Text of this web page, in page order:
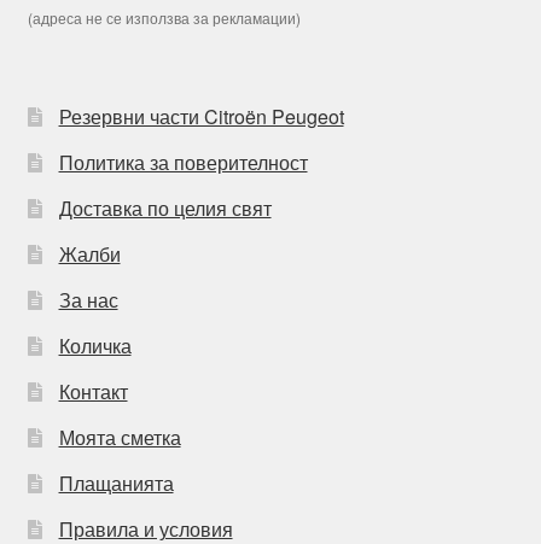
(адреса не се използва за рекламации)
Резервни части Citroën Peugeot
Политика за поверителност
Доставка по целия свят
Жалби
За нас
Количка
Контакт
Моята сметка
Плащанията
Правила и условия